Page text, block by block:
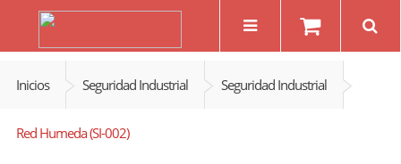
Inicios Seguridad Industrial Seguridad Industrial
Red Humeda (SI-002)